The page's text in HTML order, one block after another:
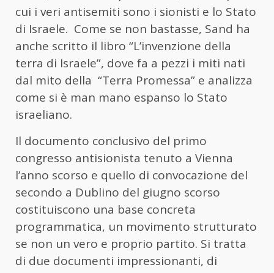
cui i veri antisemiti sono i sionisti e lo Stato
di Israele. Come se non bastasse, Sand ha
anche scritto il libro “L’invenzione della
terra di Israele”, dove fa a pezzi i miti nati
dal mito della “Terra Promessa” e analizza
come si è man mano espanso lo Stato
israeliano.
Il documento conclusivo del primo
congresso antisionista tenuto a Vienna
l’anno scorso e quello di convocazione del
secondo a Dublino del giugno scorso
costituiscono una base concreta
programmatica, un movimento strutturato
se non un vero e proprio partito. Si tratta
di due documenti impressionanti, di